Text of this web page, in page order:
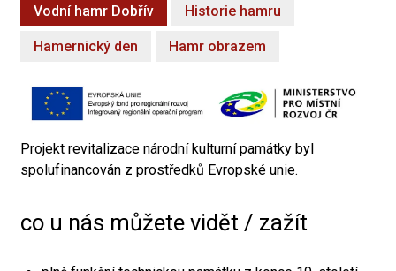
Vodní hamr Dobřív Historie hamru
Hamernický den Hamr obrazem
Projekt revitalizace národní kulturní památky byl
spolufinancován z prostředků Evropské unie.
co u nás můžete vidět / zažít